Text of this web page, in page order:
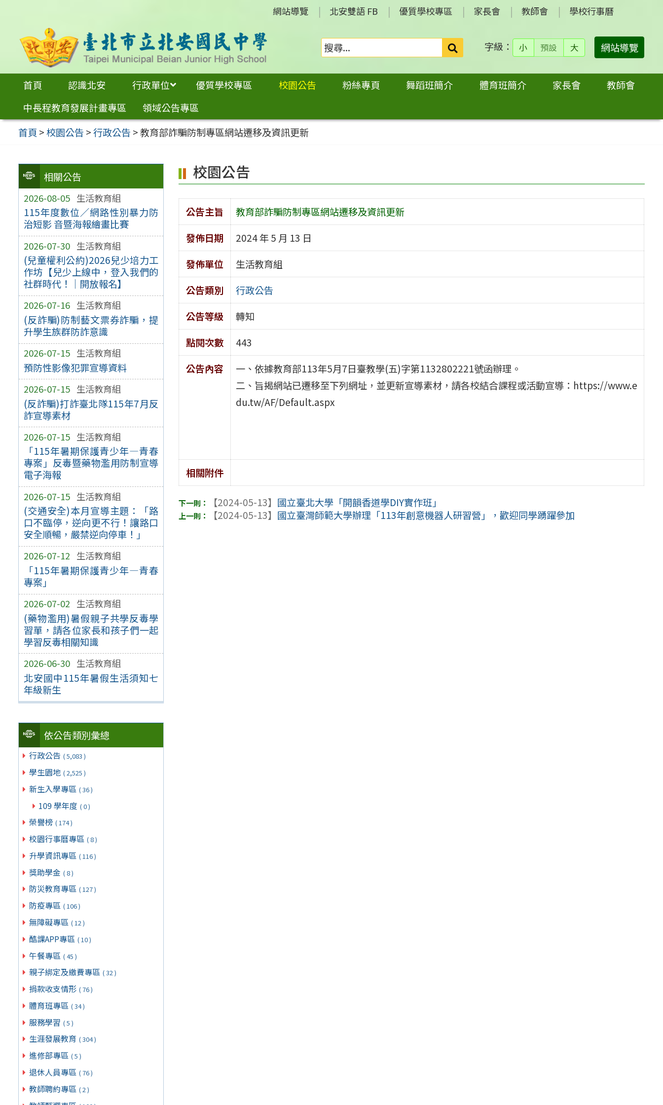
內
網站導覽 北安雙語 FB 優質學校專區 家長會 教師會 學校行事曆
搜
尋：
字級： 小 預設 大 網站導覽
首頁 認識北安 行政單位 優質學校專區 校園公告 粉絲專頁 舞蹈班簡介 體育班簡介 家長會
教師會
中長程教育發展計畫專區
領域公告專區
首頁 >校園公告 >行政公告 >教育部詐騙防制專區網站遷移及資訊更新
相關公告
2026-08-05 生活教育組
115年度數位／網路性別暴力防
治短影 音暨海報繪畫比賽
2026-07-30 生活教育組
(兒童權利公約)2026兒少培力工
作坊【兒少上線中，登入我們的
社群時代！｜開放報名】
2026-07-16 生活教育組
(反詐騙)防制藝文票券詐騙，提
升學生族群防詐意識
2026-07-15 生活教育組
預防性影像犯罪宣導資料
2026-07-15 生活教育組
(反詐騙)打詐臺北隊115年7月反
詐宣導素材
2026-07-15 生活教育組
「115年暑期保護青少年—青春
專案」反毒暨藥物濫用防制宣導
電子海報
2026-07-15 生活教育組
(交通安全)本月宣導主題：「路
口不臨停，逆向更不行！讓路口
安全順暢，嚴禁逆向停車！」
2026-07-12 生活教育組
「115年暑期保護青少年—青春
專案」
2026-07-02 生活教育組
(藥物濫用)暑假親子共學反毒學
習單，請各位家長和孩子們一起
學習反毒相關知識
2026-06-30 生活教育組
北安國中115年暑假生活須知七
年級新生
依公告類別彙總
行政公告 ( 5,083 )
學生園地 ( 2,525 )
新生入學專區 ( 36 )
109 學年度 ( 0 )
榮譽榜 ( 174 )
校園行事曆專區 ( 8 )
升學資訊專區 ( 116 )
獎助學金 ( 8 )
防災教育專區 ( 127 )
防疫專區 ( 106 )
無障礙專區 ( 12 )
酷課APP專區 ( 10 )
午餐專區 ( 45 )
親子綁定及繳費專區 ( 32 )
捐款收支情形 ( 76 )
體育班專區 ( 34 )
服務學習 ( 5 )
生涯發展教育 ( 304 )
進修部專區 ( 5 )
退休人員專區 ( 76 )
教師聘約專區 ( 2 )
校園公告
公告主旨
教育部詐騙防制專區網站遷移及資訊更新
發佈日期
2024 年 5 月 13 日
發佈單位
生活教育組
公告類別
行政公告
公告等級
轉知
點閱次數
443
公告內容
一、依據教育部113年5月7日臺教學(五)字第1132802221號函辦理。
二、旨揭網站已遷移至下列網址，並更新宣導素材，請各校結合課程或活動宣導：https://www.e
du.tw/AF/Default.aspx
相關附件
【2024-05-13】 國立臺北大學「開韻香道學DIY實作班」
【2024-05-13】 國立臺灣師範大學辦理「113年創意機器人研習營」，歡迎同學踴躍參加